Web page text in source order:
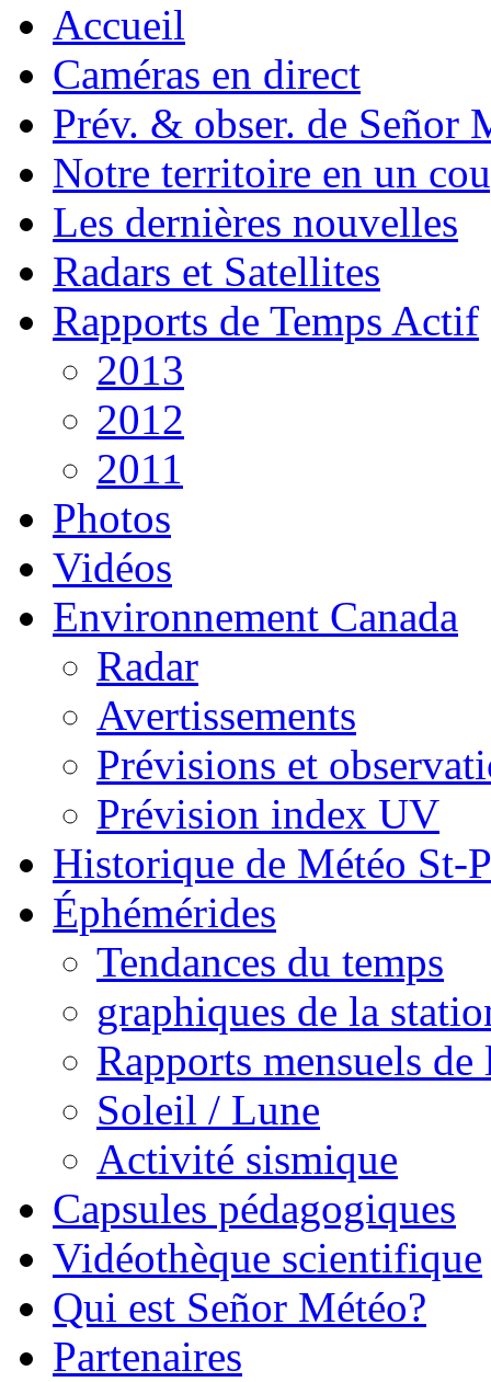
Accueil
Caméras en direct
Prév. & obser. de Señor
Notre territoire en un
Les dernières nouvelles
Radars et Satellites
Rapports de Temps Actif
2013
2012
2011
Photos
Vidéos
Environnement Canada
Radar
Avertissements
Prévisions et
Prévision index UV
Historique de Météo St-
Éphémérides
Tendances du temps
graphiques de la
Rapports mensuels de
Soleil / Lune
Activité sismique
Capsules pédagogiques
Vidéothèque scientifique
Qui est Señor Météo?
Partenaires